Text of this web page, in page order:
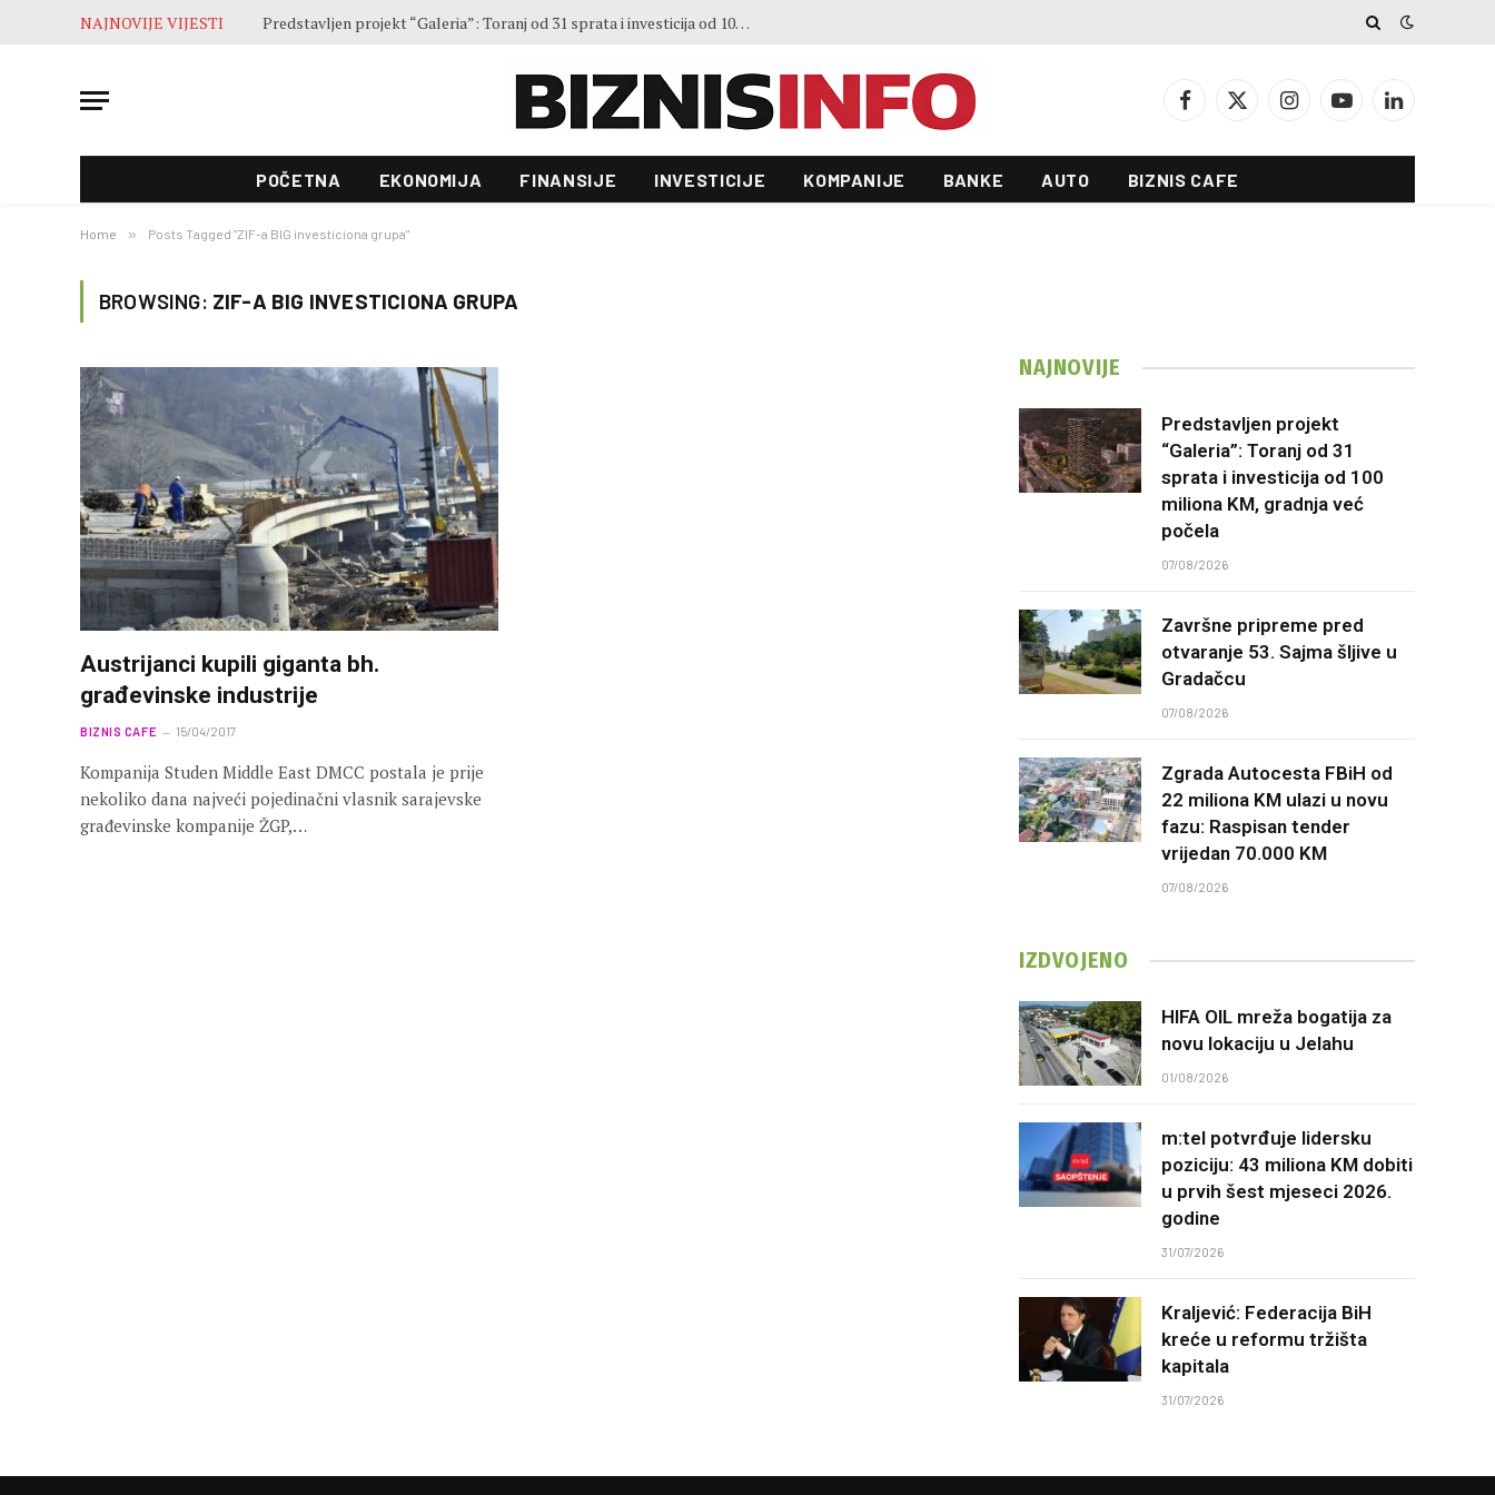
NAJNOVIJE VIJESTI Predstavljen projekt “Galeria”: Toranj od 31 sprata i investicija od 100 miliona KM, gradnja već počela
Facebook
X
InstagramYouTubeLinkedIn
POČETNA EKONOMIJA FINANSIJE INVESTICIJE KOMPANIJE BANKE AUTO BIZNIS CAFE
Home » Posts Tagged "ZIF-a BIG investiciona grupa"
BROWSING: ZIF-A BIG INVESTICIONA GRUPA
Austrijanci kupili giganta bh.
građevinske industrije
BIZNIS CAFE 15/04/2017
Kompanija Studen Middle East DMCC postala je prije
nekoliko dana najveći pojedinačni vlasnik sarajevske
građevinske kompanije ŽGP,…
NAJNOVIJE
Predstavljen projekt
“Galeria”: Toranj od 31
sprata i investicija od 100
miliona KM, gradnja već
počela
07/08/2026
Završne pripreme pred
otvaranje 53. Sajma šljive u
Gradačcu
07/08/2026
Zgrada Autocesta FBiH od
22 miliona KM ulazi u novu
fazu: Raspisan tender
vrijedan 70.000 KM
07/08/2026
IZDVOJENO
HIFA OIL mreža bogatija za
novu lokaciju u Jelahu
01/08/2026
m:tel potvrđuje lidersku
poziciju: 43 miliona KM dobiti
u prvih šest mjeseci 2026.
godine
31/07/2026
Kraljević: Federacija BiH
kreće u reformu tržišta
kapitala
31/07/2026